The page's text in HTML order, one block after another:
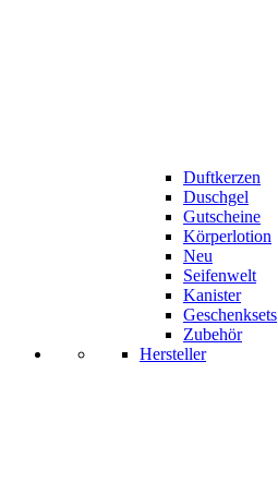
Duftkerzen
Duschgel
Gutscheine
Körperlotion
Neu
Seifenwelt
Kanister
Geschenksets
Zubehör
Hersteller